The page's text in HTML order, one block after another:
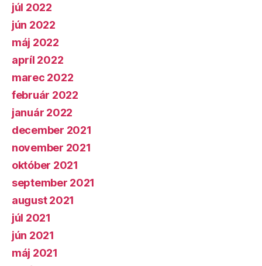
júl 2022
jún 2022
máj 2022
apríl 2022
marec 2022
február 2022
január 2022
december 2021
november 2021
október 2021
september 2021
august 2021
júl 2021
jún 2021
máj 2021